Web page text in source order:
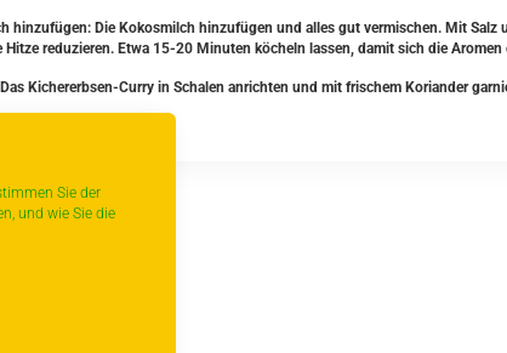
Sie der
und wie Sie die
hinzufügen: Die Kokosmilch hinzufügen und alles gut vermischen. Mit Salz
Hitze reduzieren. Etwa 15-20 Minuten köcheln lassen, damit sich die Aromen
Kichererbsen-Curry in Schalen anrichten und mit frischem Koriander